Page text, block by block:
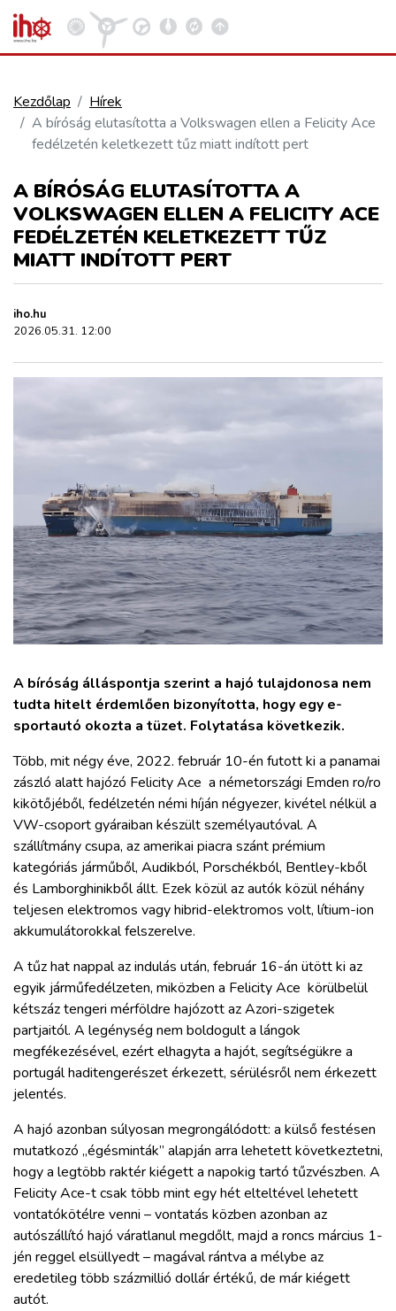
VASÚT
KÖZÚT
REPÜLÉS
BLOG
ARCHÍVUM
WEBSHOP
REGISZTRÁCIÓ
Kezdőlap
Hírek
A bíróság elutasította a Volkswagen ellen a Felicity Ace
fedélzetén keletkezett tűz miatt indított pert
A BÍRÓSÁG ELUTASÍTOTTA A
VOLKSWAGEN ELLEN A FELICITY ACE
FEDÉLZETÉN KELETKEZETT TŰZ
MIATT INDÍTOTT PERT
iho.hu
2026.05.31. 12:00
A bíróság álláspontja szerint a hajó tulajdonosa nem
tudta hitelt érdemlően bizonyította, hogy egy e-
sportautó okozta a tüzet. Folytatása következik.
Több, mit négy éve, 2022. február 10-én futott ki a panamai
zászló alatt hajózó Felicity Ace a németországi Emden ro/ro
kikötőjéből, fedélzetén némi híján négyezer, kivétel nélkül a
VW-csoport gyáraiban készült személyautóval. A
szállítmány csupa, az amerikai piacra szánt prémium
kategóriás járműből, Audikból, Porschékból, Bentley-kből
és Lamborghinikből állt. Ezek közül az autók közül néhány
teljesen elektromos vagy hibrid-elektromos volt, lítium-ion
akkumulátorokkal felszerelve.
A tűz hat nappal az indulás után, február 16-án ütött ki az
egyik járműfedélzeten, miközben a Felicity Ace körülbelül
kétszáz tengeri mérföldre hajózott az Azori-szigetek
partjaitól. A legénység nem boldogult a lángok
megfékezésével, ezért elhagyta a hajót, segítségükre a
portugál haditengerészet érkezett, sérülésről nem érkezett
jelentés.
A hajó azonban súlyosan megrongálódott: a külső festésen
mutatkozó „égésminták” alapján arra lehetett következtetni,
hogy a legtöbb raktér kiégett a napokig tartó tűzvészben. A
Felicity Ace-t csak több mint egy hét elteltével lehetett
vontatókötélre venni – vontatás közben azonban az
autószállító hajó váratlanul megdőlt, majd a roncs március 1-
jén reggel elsüllyedt – magával rántva a mélybe az
eredetileg több százmillió dollár értékű, de már kiégett
autót.